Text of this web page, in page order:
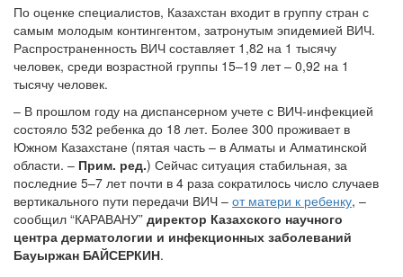
По оценке специалистов, Казахстан входит в группу стран с
самым молодым контингентом, затронутым эпидемией ВИЧ.
Распространенность ВИЧ составляет 1,82 на 1 тысячу
человек, среди возрастной группы 15–19 лет – 0,92 на 1
тысячу человек.
– В прошлом году на диспансерном учете с ВИЧ-инфекцией
состояло 532 ребенка до 18 лет. Более 300 проживает в
Южном Казахстане (пятая часть – в Алматы и Алматинской
области. – Прим. ред.) Сейчас ситуация стабильная, за
последние 5–7 лет почти в 4 раза сократилось число случаев
вертикального пути передачи ВИЧ – от матери к ребенку, –
сообщил “КАРАВАНУ” директор Казахского научного
центра дерматологии и инфекционных заболеваний
Бауыржан БАЙСЕРКИН.